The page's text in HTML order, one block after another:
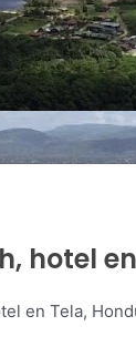
hotel
en Tela,